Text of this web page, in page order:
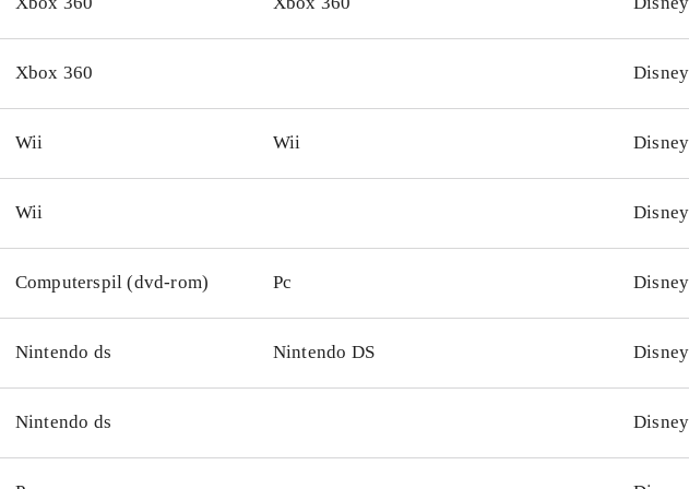
Xbox 360
Wii Wii
Wii
Computerspil (dvd-rom) Pc
Nintendo ds Nintendo DS
Nintendo ds